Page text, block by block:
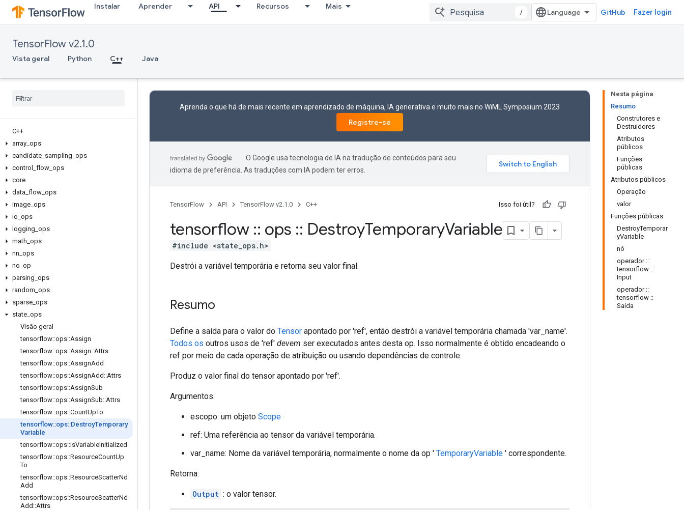
Instalar Aprender API Recursos Mais
/ GitHub Fazer login
TensorFlow v2.1.0
Vista geral Python C++ Java
C++
array ops
candidate sampling ops
control
flow ops
core
data flow ops
image ops
io ops
logging ops
math ops
nn ops
no op
parsing ops
random ops
sparse ops
state ops
Visão geral
tensorflow::ops::Assign
tensorflow::ops::Assign::Attrs
tensorflow::ops::AssignAdd
tensorflow::ops::AssignAdd ::Attrs
tensorflow::ops::AssignSub
tensorflow::ops::AssignSub::Attrs
tensorflow::ops::CountUpTo
tensorflow::ops::DestroyTemporary
Variable
tensorflow::ops::IsVariableInitialized
tensorflow::ops::ResourceCountUp
To
tensorflow::ops::ResourceScatterNd
Add
tensorflow::ops::ResourceScatterNd
Add ::Attrs
Nesta página
Resumo
Construtores e
Destruidores
Atributos
públicos
Funções
públicas
Atributos públicos
Operação
valor
Funções públicas
DestroyTemporar
yVariable
nó
operador ::
tensorflow ::
Input
operador ::
tensorflow ::
Saída
Aprenda o que há de mais recente em aprendizado de máquina, IA generativa e muito mais no WiML Symposium 2023
Registre-se
O Google usa tecnologia de IA na tradução de conteúdos para seu
idioma de preferência. As traduções com IA podem ter erros.
TensorFlow API TensorFlow v2.1.0 C++ Isso foi útil?
tensorflow :: ops :: DestroyTemporaryVariable
#include <state_ops.h>
Destrói a variável temporária e retorna seu valor final.
Resumo
Define a saída para o valor do Tensor apontado por 'ref', então destrói a variável temporária chamada 'var_name'.
Todos os outros usos de 'ref' devem ser executados antes desta op. Isso normalmente é obtido encadeando o
ref por meio de cada operação de atribuição ou usando dependências de controle.
Produz o valor final do tensor apontado por 'ref'.
Argumentos:
escopo: um objeto Scope
ref: Uma referência ao tensor da variável temporária.
var_name: Nome da variável temporária, normalmente o nome da op ' TemporaryVariable ' correspondente.
Retorna:
Output : o valor tensor.